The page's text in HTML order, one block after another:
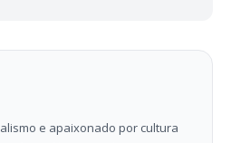
e apaixonado por cultura